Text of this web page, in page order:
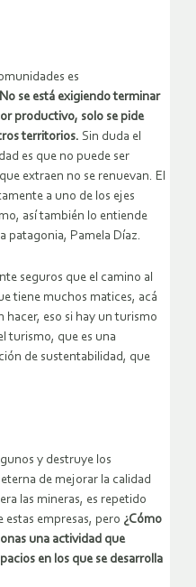
es
No se está exigiendo terminar
productivo, solo se pide
territorios. Sin duda el
es que no puede ser
extraen no se renuevan. El
a uno de los ejes
así también lo entiende
patagonia, Pamela Díaz.
seguros que el camino al
tiene muchos matices, acá
hacer, eso si hay un turismo
turismo, que es una
de sustentabilidad, que
y destruye los
de mejorar la calidad
las mineras, es repetido
empresas, pero ¿Cómo
una actividad que
en los que se desarrolla